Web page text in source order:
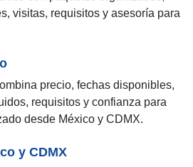
visitas, requisitos y asesoría para
precio, fechas disponibles,
requisitos y confianza para
desde México y CDMX.
y CDMX